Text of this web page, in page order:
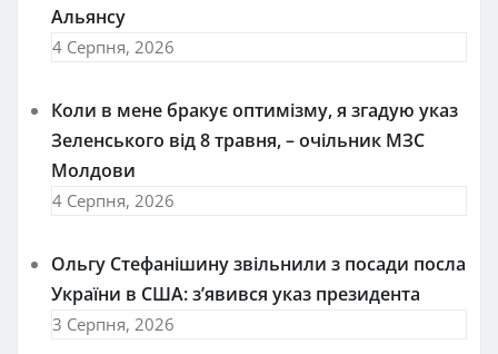
Альянсу
4 Серпня, 2026
Коли в мене бракує оптимізму, я згадую указ
Зеленського від 8 травня, – очільник МЗС
Молдови
4 Серпня, 2026
Ольгу Стефанішину звільнили з посади посла
України в США: з’явився указ президента
3 Серпня, 2026